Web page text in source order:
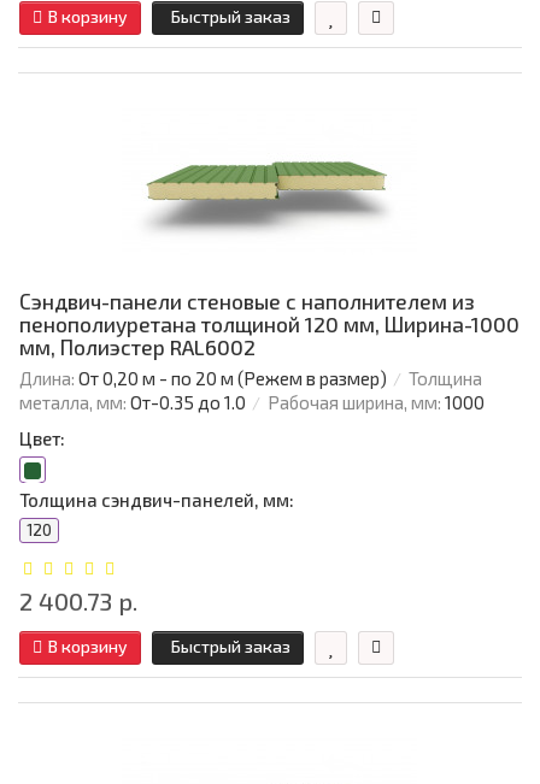
В корзину Быстрый заказ
Сэндвич-панели стеновые с наполнителем из
пенополиуретана толщиной 120 мм, Ширина-1000
мм, Полиэстер RAL6002
Длина: От 0,20 м - по 20 м (Режем в размер)
Толщина
металла, мм: От-0.35 до 1.0 Рабочая ширина, мм: 1000
Цвет:
Толщина сэндвич-панелей, мм:
120
2 400.73 р.
В корзину Быстрый заказ